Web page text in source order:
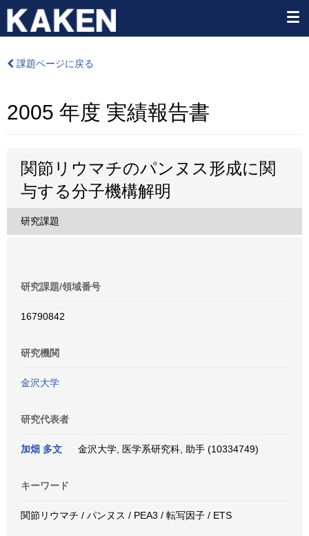
課題ページに戻る
2005 年度 実績報告書
関節リウマチのパンヌス形成に関
与する分子機構解明
研究課題
研究課題/領域番号
16790842
研究機関
金沢大学
研究代表者
加畑 多文 金沢大学, 医学系研究科, 助手 (10334749)
キーワード
関節リウマチ / パンヌス / PEA3 / 転写因子 / ETS